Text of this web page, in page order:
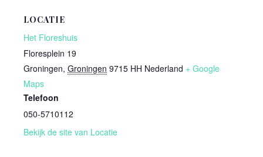
LOCATIE
Het Floreshuis
Floresplein 19
Groningen, Groningen 9715 HH Nederland + Google
Maps
Telefoon
050-5710112
Bekijk de site van Locatie